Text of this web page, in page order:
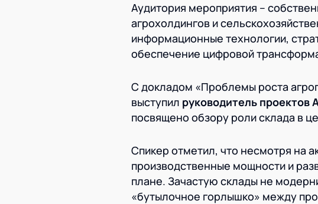
Аудитория мероприятия –
агрохолдингов и
информационные технологии,
обеспечение цифровой
С докладом «Проблемы роста
выступил руководитель проектов
посвящено обзору роли склада в
Спикер отметил, что несмотря на
производственные мощности и
плане. Зачастую склады не
«бутылочное горлышко» между